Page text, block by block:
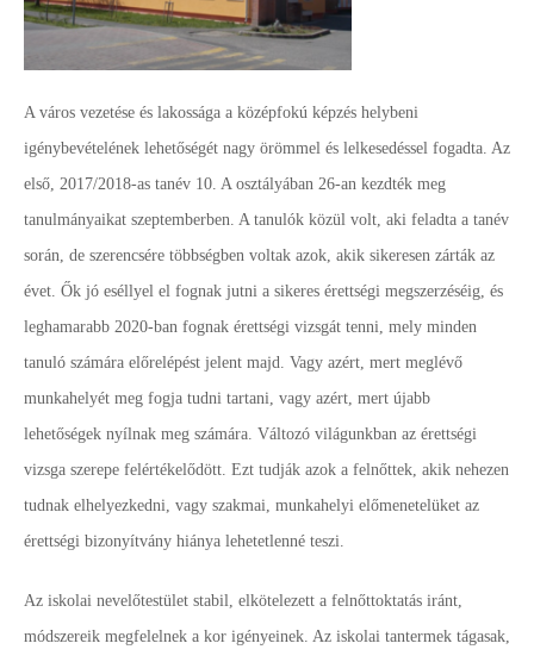
A város vezetése és lakossága a középfokú képzés helybeni
igénybevételének lehetőségét nagy örömmel és lelkesedéssel fogadta. Az
első, 2017/2018-as tanév 10. A osztályában 26-an kezdték meg
tanulmányaikat szeptemberben. A tanulók közül volt, aki feladta a tanév
során, de szerencsére többségben voltak azok, akik sikeresen zárták az
évet. Ők jó eséllyel el fognak jutni a sikeres érettségi megszerzéséig, és
leghamarabb 2020-ban fognak érettségi vizsgát tenni, mely minden
tanuló számára előrelépést jelent majd. Vagy azért, mert meglévő
munkahelyét meg fogja tudni tartani, vagy azért, mert újabb
lehetőségek nyílnak meg számára. Változó világunkban az érettségi
vizsga szerepe felértékelődött. Ezt tudják azok a felnőttek, akik nehezen
tudnak elhelyezkedni, vagy szakmai, munkahelyi előmenetelüket az
érettségi bizonyítvány hiánya lehetetlenné teszi.
Az iskolai nevelőtestület stabil, elkötelezett a felnőttoktatás iránt,
módszereik megfelelnek a kor igényeinek. Az iskolai tantermek tágasak,